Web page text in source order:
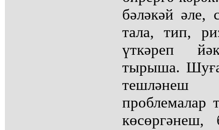
бәләкәй әле,
тала, тип,
үткәреп
тырыша.
тешләнеш
проблемалар